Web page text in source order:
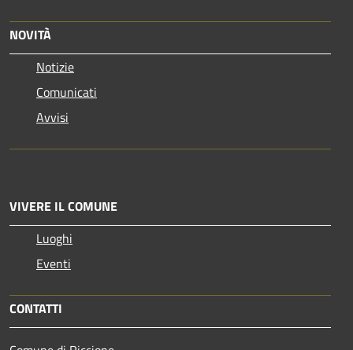
NOVITÀ
Notizie
Comunicati
Avvisi
VIVERE IL COMUNE
Luoghi
Eventi
CONTATTI